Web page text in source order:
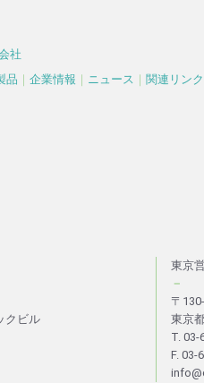
社
品 企業情報 ニュース 関連リンク
クビル
東京
－
〒
東京
T. 03-
F. 03-